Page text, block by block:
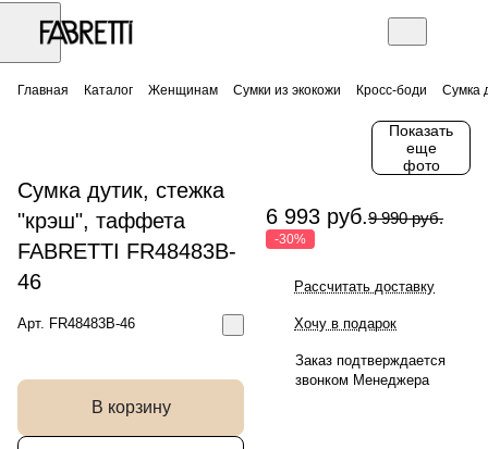
Главная Каталог Женщинам Сумки из экокожи Кросс-боди Сумка
Показать
еще
фото
Сумка дутик, стежка
"крэш", таффета
FABRETTI FR48483B-
46
Арт. FR48483B-46
В корзину
6 993 руб.9 990 руб.
-30%
Рассчитать доставку
Хочу в подарок
Заказ подтверждается
звонком Менеджера